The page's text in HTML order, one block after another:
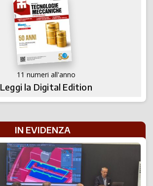
11 numeri all'anno
Leggi la Digital Edition
IN EVIDENZA